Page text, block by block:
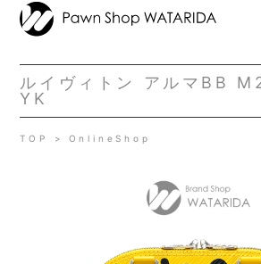
ルイヴィトン アルマBB
YK
TOP OnlineShop